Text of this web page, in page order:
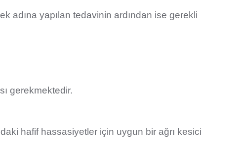
adına yapılan tedavinin ardından ise gerekli
gerekmektedir.
hafif hassasiyetler için uygun bir ağrı kesici